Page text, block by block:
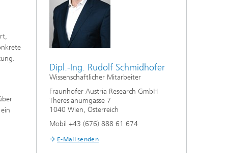
Dipl.-Ing. Rudolf Schmidhofer
Wissenschaftlicher Mitarbeiter
Fraunhofer Austria Research GmbH
Theresianumgasse 7
1040 Wien, Österreich
Mobil +43 (676) 888 61 674
E-Mail senden